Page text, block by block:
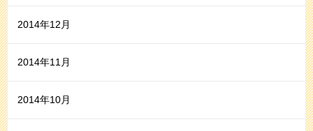
2014年12月
2014年11月
2014年10月